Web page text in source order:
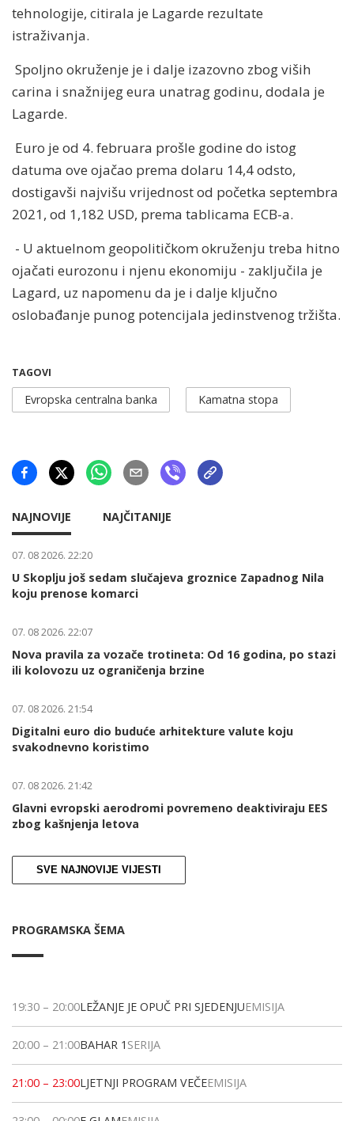
tehnologije, citirala je Lagarde rezultate
istraživanja.
Spoljno okruženje je i dalje izazovno zbog viših
carina i snažnijeg eura unatrag godinu, dodala je
Lagarde.
Euro je od 4. februara prošle godine do istog
datuma ove ojačao prema dolaru 14,4 odsto,
dostigavši najvišu vrijednost od početka septembra
2021, od 1,182 USD, prema tablicama ECB-a.
- U aktuelnom geopolitičkom okruženju treba hitno
ojačati eurozonu i njenu ekonomiju - zaključila je
Lagard, uz napomenu da je i dalje ključno
oslobađanje punog potencijala jedinstvenog tržišta.
TAGOVI
Evropska centralna banka Kamatna stopa
NAJNOVIJE NAJČITANIJE
07. 08 2026. 22:20
U Skoplju još sedam slučajeva groznice Zapadnog Nila
koju prenose komarci
07. 08 2026. 22:07
Nova pravila za vozače trotineta: Od 16 godina, po stazi
ili kolovozu uz ograničenja brzine
07. 08 2026. 21:54
Digitalni euro dio buduće arhitekture valute koju
svakodnevno koristimo
07. 08 2026. 21:42
Glavni evropski aerodromi povremeno deaktiviraju EES
zbog kašnjenja letova
SVE NAJNOVIJE VIJESTI
PROGRAMSKA ŠEMA
19:30 – 20:00LEŽANJE JE OPUČ PRI SJEDENJUEMISIJA
20:00 – 21:00BAHAR 1 SERIJA
21:00 – 23:00LJETNJI PROGRAM VEČEEMISIJA